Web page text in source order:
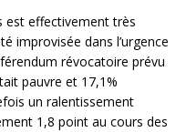
est effectivement très
improvisée dans l’urgence
révocatoire prévu
pauvre et 17,1%
un ralentissement
1,8 point au cours des